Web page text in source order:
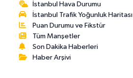
İstanbul Hava Durumu
İstanbul Trafik Yoğunluk Haritası
Puan Durumu ve Fikstür
Tüm Manşetler
Son Dakika Haberleri
Haber Arşivi